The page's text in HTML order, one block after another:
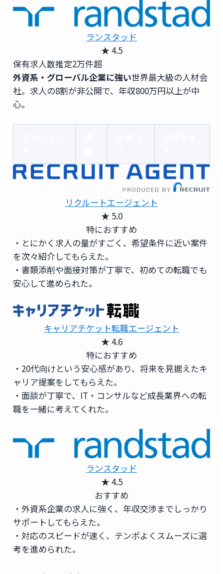
ランスタッド
★ 4.5
保有求人数推定2万件超
外資系・グローバル企業に強い世界最大級の人材会
社。求人の8割が非公開で、年収800万円以上が中
心。
リクルートエージェント
★ 5.0
特におすすめ
・とにかく求人の量がすごく、希望条件に近い案件
を次々紹介してもらえた。
・書類添削や面接対策が丁寧で、初めての転職でも
安心して進められた。
キャリアチケット転職エージェント
★ 4.6
特におすすめ
・20代向けという安心感があり、将来を見据えたキ
ャリア提案をしてもらえた。
・面談が丁寧で、IT・コンサルなど成長業界への転
職を一緒に考えてくれた。
ランスタッド
★ 4.5
おすすめ
・外資系企業の求人に強く、年収交渉までしっかり
サポートしてもらえた。
・対応のスピードが速く、テンポよくスムーズに選
考を進められた。